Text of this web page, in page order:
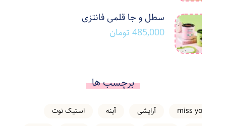
سطل و جا قلمی فانتزی
485,000 تومان
برچسب ها
miss you آرایشی آینه
استیک نوت